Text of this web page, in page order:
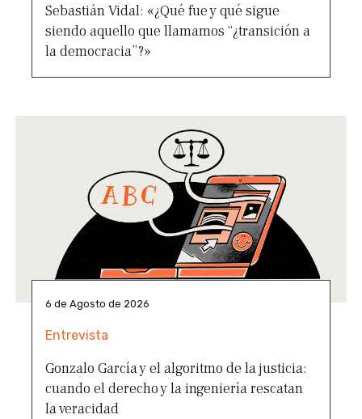
Sebastián Vidal: «¿Qué fue y qué sigue
siendo aquello que llamamos “¿transición a
la democracia”?»
6 de Agosto de 2026
Entrevista
Gonzalo García y el algoritmo de la justicia:
cuando el derecho y la ingeniería rescatan
la veracidad